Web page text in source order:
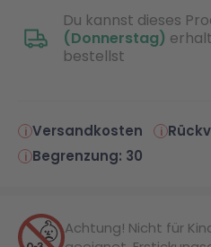
Du kannst dieses
(Donnerstag)
bestellst
Versandkosten
Begrenzung: 30
Achtung! Nicht für